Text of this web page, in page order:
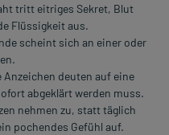
tritt eitriges Sekret, Blut
Flüssigkeit aus.
scheint sich an einer oder
Anzeichen deuten auf eine
abgeklärt werden muss.
nehmen zu, statt täglich
pochendes Gefühl auf.